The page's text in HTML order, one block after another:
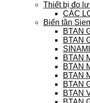
Thiết bị đo
CÁC
Biến tần
BTAN
BTAN
BTAN
BTAN
BTAN
BTAN
BTAN